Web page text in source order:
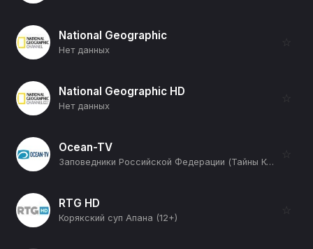
National Geographic
Нет данных
☆
National Geographic HD
Нет данных
☆
Ocean-TV
Заповедники Российской Федерации (Тайны Керженского заповедника) (12+)
☆
RTG HD
Корякский суп Апана (12+)
☆